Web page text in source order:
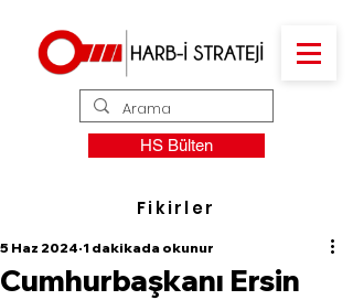
HS Bülten
Fikirler
Cumhurbaşkanı Ersin
5 Haz 2024 1 dakikada okunur